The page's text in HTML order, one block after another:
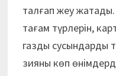
талғап жеу
тағам түрлерін,
газды сусындарды
зияны көп